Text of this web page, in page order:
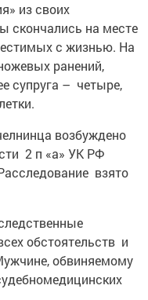
из своих
скончались на месте
с жизнью. На
ранений,
супруга – четыре,
возбуждено
2 п «а» УК РФ
взято
обстоятельств и
обвиняемому